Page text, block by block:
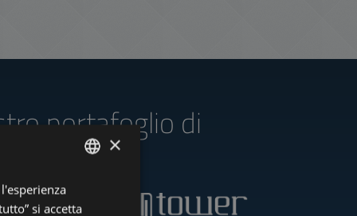
portafoglio di
ENGLISH
×
si accetta